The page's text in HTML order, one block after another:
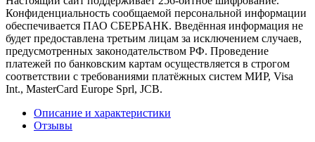
Конфиденциальность сообщаемой персональной информации
обеспечивается ПАО СБЕРБАНК. Введённая информация не
будет предоставлена третьим лицам за исключением случаев,
предусмотренных законодательством РФ. Проведение
платежей по банковским картам осуществляется в строгом
соответствии с требованиями платёжных систем МИР, Visa
Int., MasterCard Europe Sprl, JCB.
Описание и характеристики
Отзывы